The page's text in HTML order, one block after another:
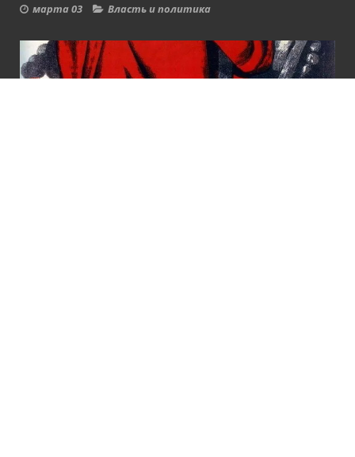
марта 03 Власть и политика